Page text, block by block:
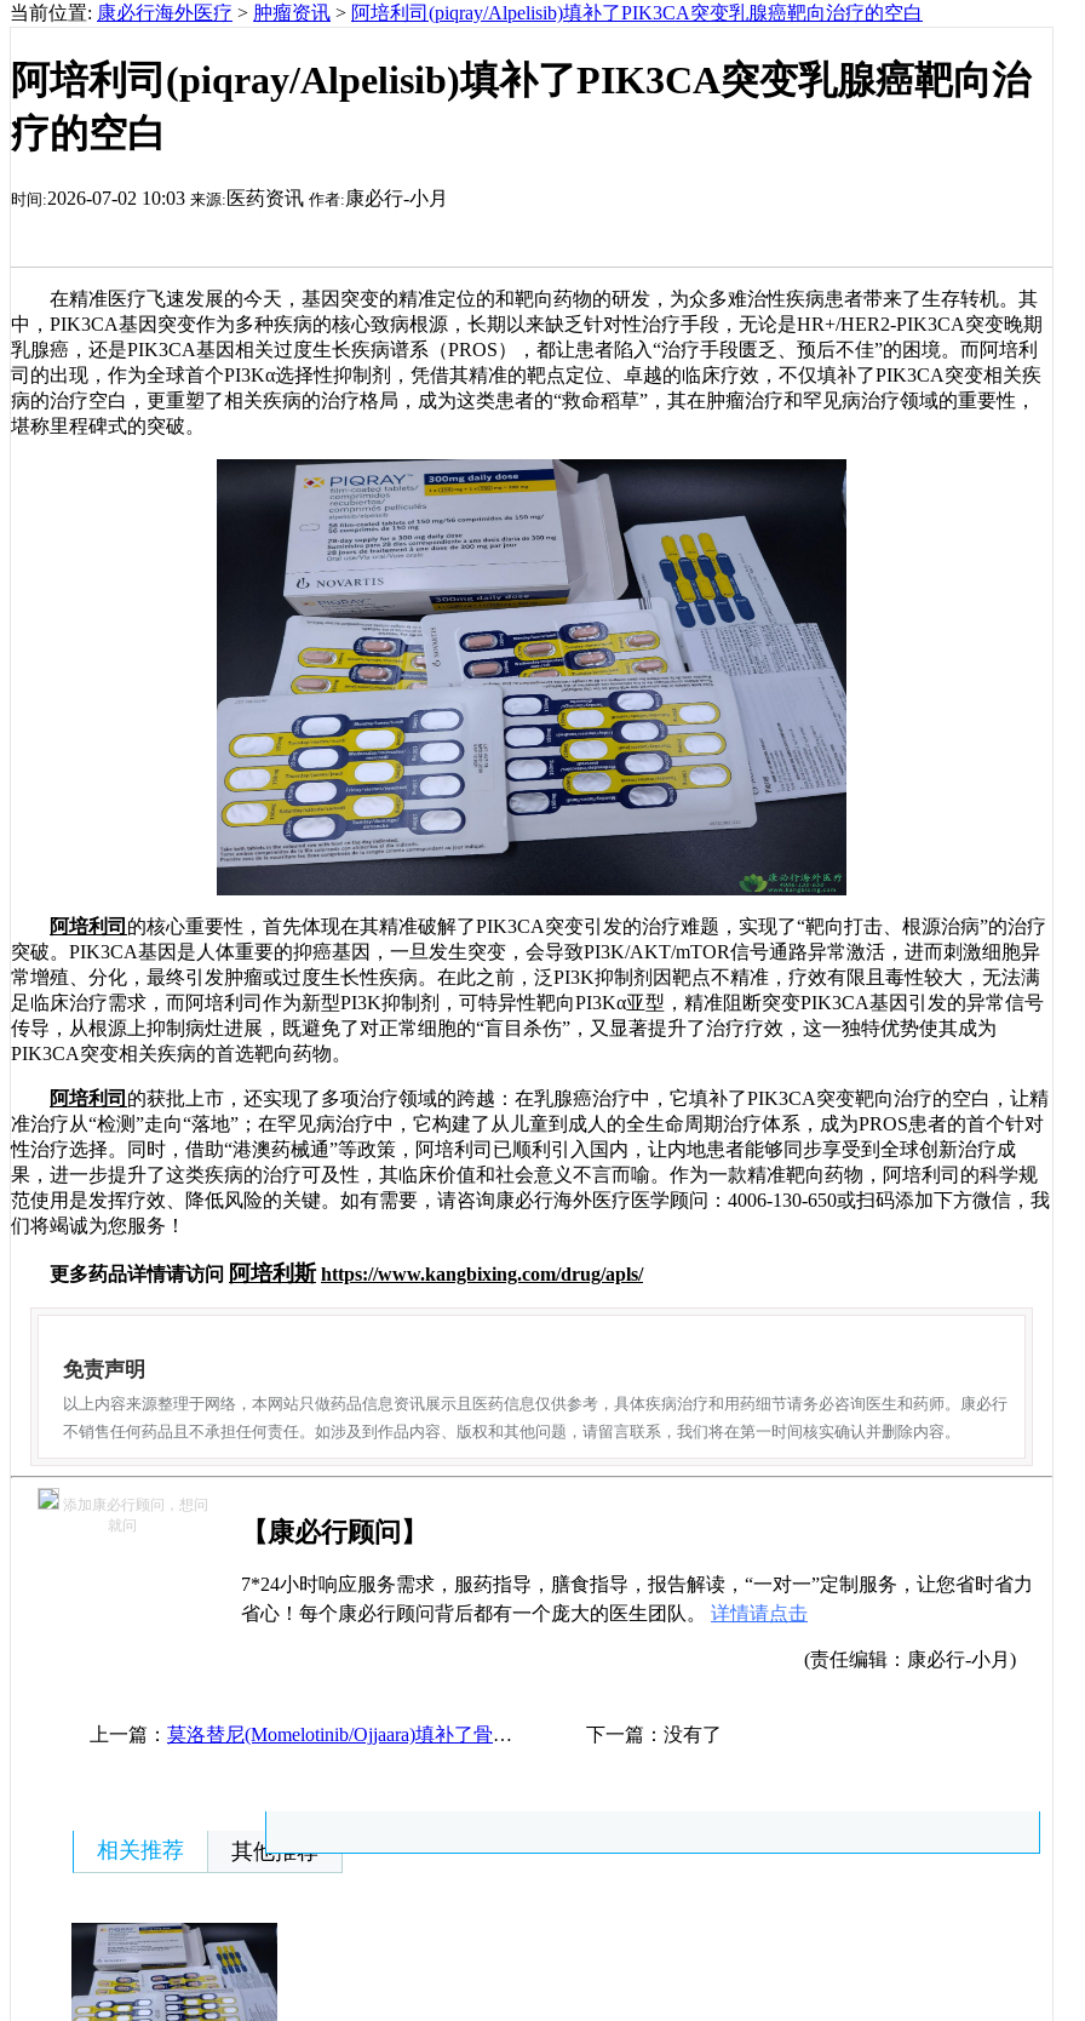
当前位置: 康必行海外医疗 > 肿瘤资讯 > 阿培利司(piqray/Alpelisib)填补了PIK3CA突变乳腺癌靶向治疗的空白
阿培利司(piqray/Alpelisib)填补了PIK3CA突变乳腺癌靶向治
疗的空白
时间:2026-07-02 10:03 来源: 医药资讯 作者: 康必行-小月
在精准医疗飞速发展的今天，基因突变的精准定位的和靶向药物的研发，为众多难治性疾病患者带来了生存转机。其
中，PIK3CA基因突变作为多种疾病的核心致病根源，长期以来缺乏针对性治疗手段，无论是HR+/HER2-PIK3CA突变晚期
乳腺癌，还是PIK3CA基因相关过度生长疾病谱系（PROS），都让患者陷入“治疗手段匮乏、预后不佳”的困境。而阿培利
司的出现，作为全球首个PI3Kα选择性抑制剂，凭借其精准的靶点定位、卓越的临床疗效，不仅填补了PIK3CA突变相关疾
病的治疗空白，更重塑了相关疾病的治疗格局，成为这类患者的“救命稻草”，其在肿瘤治疗和罕见病治疗领域的重要性，
堪称里程碑式的突破。
阿培利司 的核心重要性，首先体现在其精准破解了PIK3CA突变引发的治疗难题，实现了“靶向打击、根源治病”的治疗
突破。PIK3CA基因是人体重要的抑癌基因，一旦发生突变，会导致PI3K/AKT/mTOR信号通路异常激活，进而刺激细胞异
常增殖、分化，最终引发肿瘤或过度生长性疾病。在此之前，泛PI3K抑制剂因靶点不精准，疗效有限且毒性较大，无法满
足临床治疗需求，而阿培利司作为新型PI3K抑制剂，可特异性靶向PI3Kα亚型，精准阻断突变PIK3CA基因引发的异常信号
传导，从根源上抑制病灶进展，既避免了对正常细胞的“盲目杀伤”，又显著提升了治疗疗效，这一独特优势使其成为
PIK3CA突变相关疾病的首选靶向药物。
阿培利司 的获批上市，还实现了多项治疗领域的跨越：在乳腺癌治疗中，它填补了PIK3CA突变靶向治疗的空白，让精
准治疗从“检测”走向“落地”；在罕见病治疗中，它构建了从儿童到成人的全生命周期治疗体系，成为PROS患者的首个针对
性治疗选择。同时，借助“港澳药械通”等政策，阿培利司已顺利引入国内，让内地患者能够同步享受到全球创新治疗成
果，进一步提升了这类疾病的治疗可及性，其临床价值和社会意义不言而喻。作为一款精准靶向药物，阿培利司的科学规
范使用是发挥疗效、降低风险的关键。如有需要，请咨询康必行海外医疗医学顾问：4006-130-650或扫码添加下方微信，我
们将竭诚为您服务！
更多药品详情请访问 阿培利斯 https://www.kangbixing.com/drug/apls/
免责声明
以上内容来源整理于网络，本网站只做药品信息资讯展示且医药信息仅供参考，具体疾病治疗和用药细节请务必咨询医生和药师。康必行
不销售任何药品且不承担任何责任。如涉及到作品内容、版权和其他问题，请留言联系，我们将在第一时间核实确认并删除内容。
添加康必行顾问，想问
就问
【康必行顾问】
7*24小时响应服务需求，服药指导，膳食指导，报告解读，“一对一”定制服务，让您省时省力
省心！每个康必行顾问背后都有一个庞大的医生团队。 详情请点击
(责任编辑：康必行-小月)
上一篇： 莫洛替尼(Momelotinib/Ojjaara)填补了骨髓纤维化治疗的关键空白 下一篇：没有了
相关推荐 其他推荐